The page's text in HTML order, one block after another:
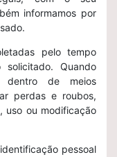
informamos por
pelo tempo
Quando
dentro de meios
perdas e roubos,
uso ou modificação
pessoal